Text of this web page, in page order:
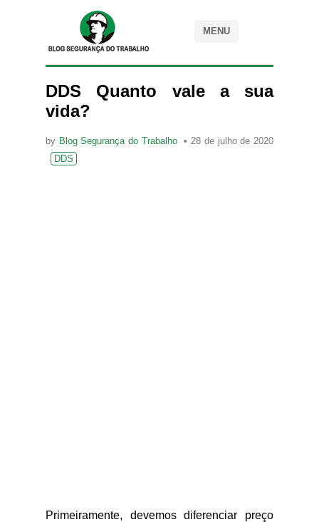
MENU
DDS Quanto vale a sua
vida?
by Blog Segurança do Trabalho
28 de julho de 2020
DDS
Primeiramente, devemos diferenciar preço